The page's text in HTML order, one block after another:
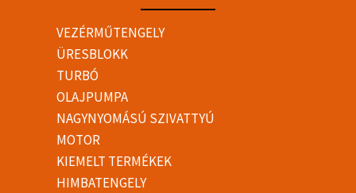
VEZÉRMŰTENGELY
ÜRESBLOKK
TURBÓ
OLAJPUMPA
NAGYNYOMÁSÚ SZIVATTYÚ
MOTOR
KIEMELT TERMÉKEK
HIMBATENGELY